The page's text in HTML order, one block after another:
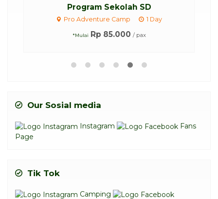
Program Sekolah SD
Pro Adventure Camp 1 Day
*Mulai Rp 85.000 / pax
Our Sosial media
Instagram
Fans
Page
Tik Tok
Camping